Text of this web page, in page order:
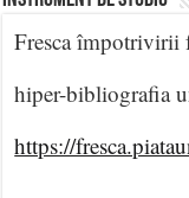
Fresca împotrivirii
hiper-bibliografia
https://